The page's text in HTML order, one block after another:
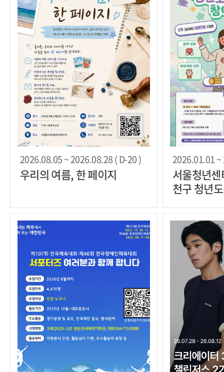
2026.08.05 ~ 2026.08.28 ( D-20 )
우리의 여름, 한 페이지
2026.01.01 ~
서울청년
천구 청년